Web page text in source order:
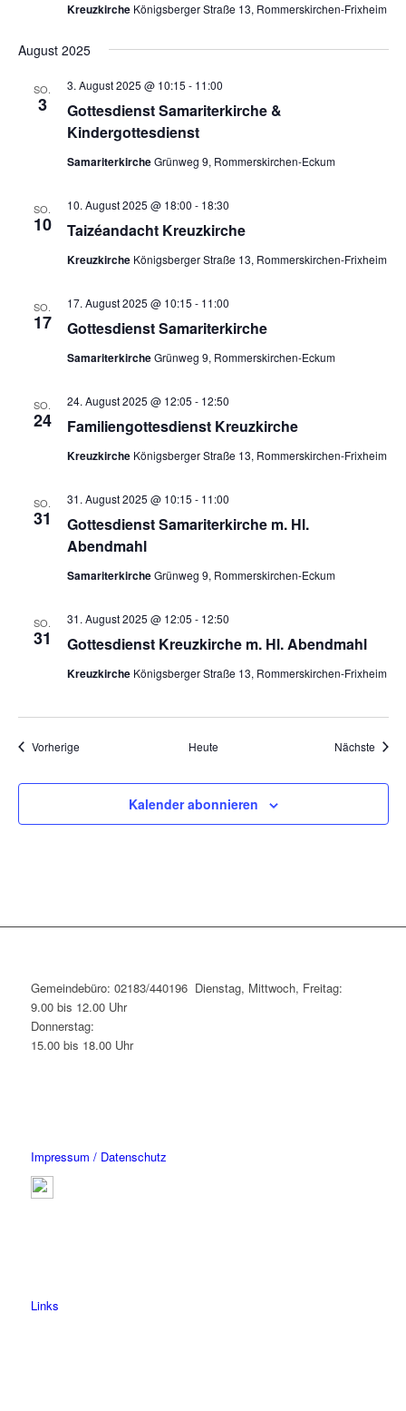
Kreuzkirche Königsberger Straße 13, Rommerskirchen-Frixheim
August 2025
SO.
3
Gottesdienst Samariterkirche &
Kindergottesdienst
3. August 2025 @ 10:15 - 11:00
SamariterkircheGrünweg 9, Rommerskirchen-Eckum
SO.
10 Taizéandacht Kreuzkirche
10. August 2025 @ 18:00 - 18:30
Kreuzkirche Königsberger Straße 13, Rommerskirchen-Frixheim
SO.
17 Gottesdienst Samariterkirche
17. August 2025 @ 10:15 - 11:00
SamariterkircheGrünweg 9, Rommerskirchen-Eckum
SO.
24 Familiengottesdienst Kreuzkirche
24. August 2025 @ 12:05 - 12:50
Kreuzkirche Königsberger Straße 13, Rommerskirchen-Frixheim
SO.
31
Gottesdienst Samariterkirche m. Hl.
Abendmahl
31. August 2025 @ 10:15 - 11:00
SamariterkircheGrünweg 9, Rommerskirchen-Eckum
SO.
31 Gottesdienst Kreuzkirche m. Hl. Abendmahl
31. August 2025 @ 12:05 - 12:50
Kreuzkirche Königsberger Straße 13, Rommerskirchen-Frixheim
VorherigeVeranstaltungen Heute Nächste
Kalender abonnieren
Gemeindebüro: 02183/440196 Dienstag, Mittwoch, Freitag:
9.00 bis 12.00 Uhr
Donnerstag:
15.00 bis 18.00 Uhr
Impressum / Datenschutz
Links